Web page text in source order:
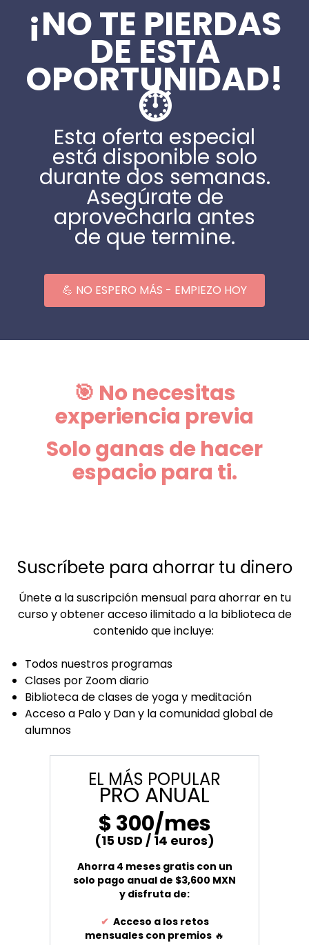
¡NO TE PIERDAS
DE ESTA
OPORTUNIDAD!
⏱️
Esta oferta especial
está disponible solo
durante dos semanas.
Asegúrate de
aprovecharla antes
de que termine.
💪 NO ESPERO MÁS - EMPIEZO HOY
🎯 No necesitas
experiencia previa
Solo ganas de hacer
espacio para ti.
Suscríbete para ahorrar tu dinero
Únete a la suscripción mensual para ahorrar en tu
curso y obtener acceso ilimitado a la biblioteca de
contenido que incluye:
Todos nuestros programas
Clases por Zoom diario
Biblioteca de clases de yoga y meditación
Acceso a Palo y Dan y la comunidad global de
alumnos
EL MÁS POPULAR
PRO ANUAL
$ 300/mes
(15 USD / 14 euros)
Ahorra 4 meses gratis con un
solo pago anual de $3,600 MXN
y disfruta de:
✔ Acceso a los retos
mensuales con premios 🔥